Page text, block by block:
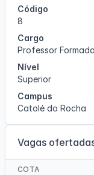
Código
8
Cargo
Professor
Nível
Superior
Campus
Catolé do Rocha
Vagas
COTA